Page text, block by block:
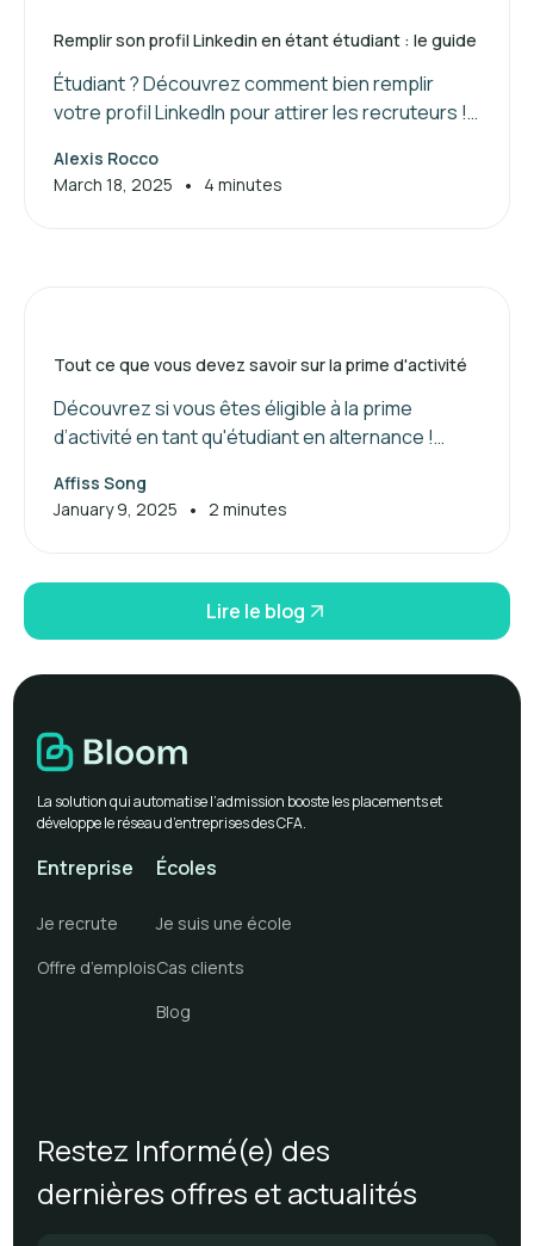
Remplir son profil Linkedin en étant étudiant : le guide
Étudiant ? Découvrez comment bien remplir
votre profil LinkedIn pour attirer les recruteurs !
compétences et booster votre réseau.
Alexis Rocco
March 18, 2025
• 4 minutes
Tout ce que vous devez savoir sur la prime d'activité
Découvrez si vous êtes éligible à la prime
d’activité en tant qu'étudiant en alternance !
Affiss Song
January 9, 2025
• 2 minutes
Lire le blog
Restez Informé(e) des
dernières offres et actualités
La solution qui automatise l’admission booste les placements et
développe le réseau d’entreprises des CFA.
Entreprise
Je recrute
Offre d’emplois
Écoles
Je suis une école
Cas clients
Blog